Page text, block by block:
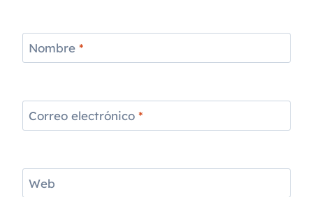
Nombre *
Correo electrónico *
Web